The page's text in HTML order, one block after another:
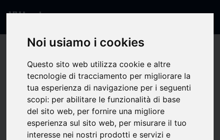
Noi usiamo i cookies
Questo sito web utilizza cookie e altre
tecnologie di tracciamento per migliorare la
tua esperienza di navigazione per i seguenti
scopi: per abilitare le funzionalità di base
del sito web, per fornire una migliore
esperienza sul sito web, per misurare il tuo
interesse nei nostri prodotti e servizi e
404 - Pagina non
trovata
La pagina che stai cercando non esiste o non è
disponibile.